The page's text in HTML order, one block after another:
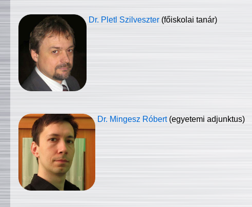
Dr. Pletl Szilveszter (főiskolai tanár)
Dr. Mingesz Róbert (egyetemi adjunktus)